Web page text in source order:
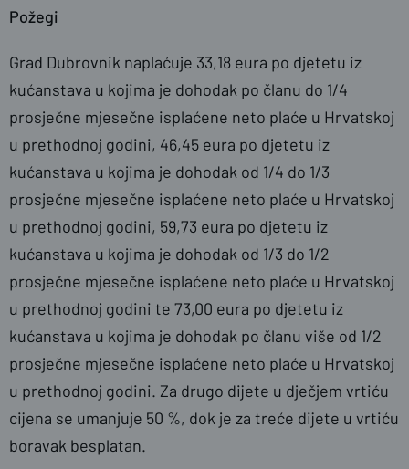
Požegi
Grad Dubrovnik naplaćuje 33,18 eura po djetetu iz
kućanstava u kojima je dohodak po članu do 1/4
prosječne mjesečne isplaćene neto plaće u Hrvatskoj
u prethodnoj godini, 46,45 eura po djetetu iz
kućanstava u kojima je dohodak od 1/4 do 1/3
prosječne mjesečne isplaćene neto plaće u Hrvatskoj
u prethodnoj godini, 59,73 eura po djetetu iz
kućanstava u kojima je dohodak od 1/3 do 1/2
prosječne mjesečne isplaćene neto plaće u Hrvatskoj
u prethodnoj godini te 73,00 eura po djetetu iz
kućanstava u kojima je dohodak po članu više od 1/2
prosječne mjesečne isplaćene neto plaće u Hrvatskoj
u prethodnoj godini. Za drugo dijete u dječjem vrtiću
cijena se umanjuje 50 %, dok je za treće dijete u vrtiću
boravak besplatan.